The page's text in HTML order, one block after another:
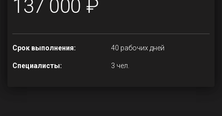
137 000 ₽
Срок выполнения: 40 рабочих дней
Специалисты: 3 чел.